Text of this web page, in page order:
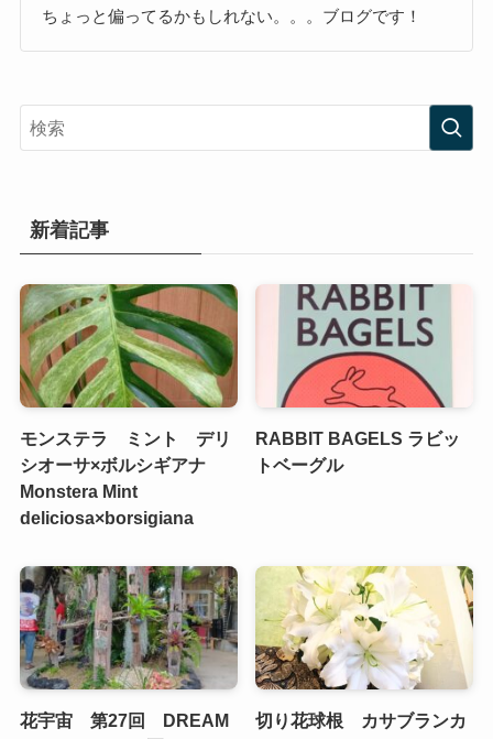
ちょっと偏ってるかもしれない。。。ブログです！
新着記事
モンステラ ミント デリ
シオーサ×ボルシギアナ
Monstera Mint
deliciosa×borsigiana
RABBIT BAGELS ラビッ
トベーグル
花宇宙 第27回 DREAM
切り花球根 カサブランカ